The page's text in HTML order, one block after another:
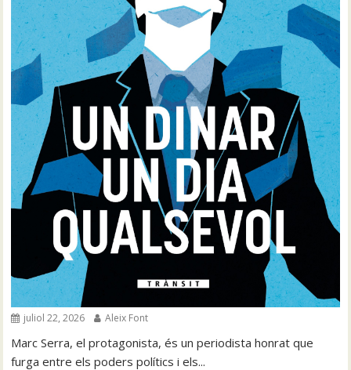
juliol 22, 2026 Aleix Font
Marc Serra, el protagonista, és un periodista honrat que
furga entre els poders polítics i els...